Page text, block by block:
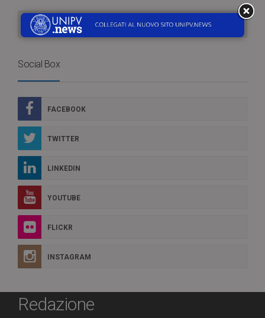
Social Box
FACEBOOK
TWITTER
LINKEDIN
YOUTUBE
FLICKR
INSTAGRAM
Redazione